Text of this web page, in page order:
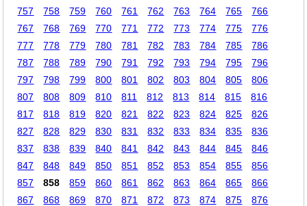
757
758 759 760 761 762 763 764 765
766
767
768 769 770 771 772 773 774 775
776
777
778 779 780 781 782 783 784 785
786
787
788 789 790 791 792 793 794 795
796
797
798 799 800 801 802 803 804 805
806
807
808 809 810 811 812 813 814 815
816
817
818 819 820 821 822 823 824 825
826
827
828 829 830 831 832 833 834 835
836
837
838 839 840 841 842 843 844 845
846
847
848 849 850 851 852 853 854 855
856
857
858 859 860 861 862 863 864 865
866
867
868 869 870 871 872 873 874 875
876